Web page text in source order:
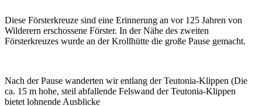
Diese Försterkreuze sind eine Erinnerung an vor 125 Jahren von
Wilderern erschossene Förster. In der Nähe des zweiten
Försterkreuzes wurde an der Krollhütte die große Pause gemacht.
Nach der Pause wanderten wir entlang der Teutonia-Klippen (Die
ca. 15 m hohe, steil abfallende Felswand der Teutonia-Klippen
bietet lohnende Ausblicke